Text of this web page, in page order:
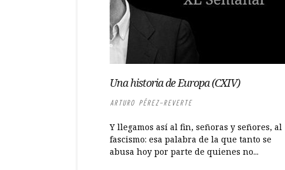
Una historia de Europa (CXIV)
ARTURO PÉREZ-REVERTE
Y llegamos así al fin, señoras y señores, al
fascismo: esa palabra de la que tanto se
abusa hoy por parte de quienes no...